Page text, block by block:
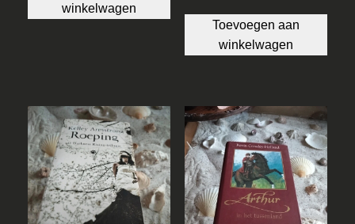
winkelwagen
Toevoegen aan
winkelwagen